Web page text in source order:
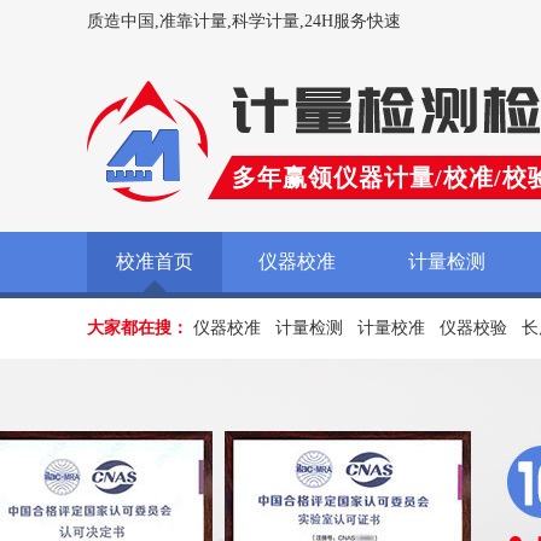
质造中国,准靠计量,科学计量,24H服务快速
多年赢领仪器计量/校准/校
校准首页 仪器校准 计量检测
大家都在搜： 仪器校准 计量检测 计量校准 仪器校验